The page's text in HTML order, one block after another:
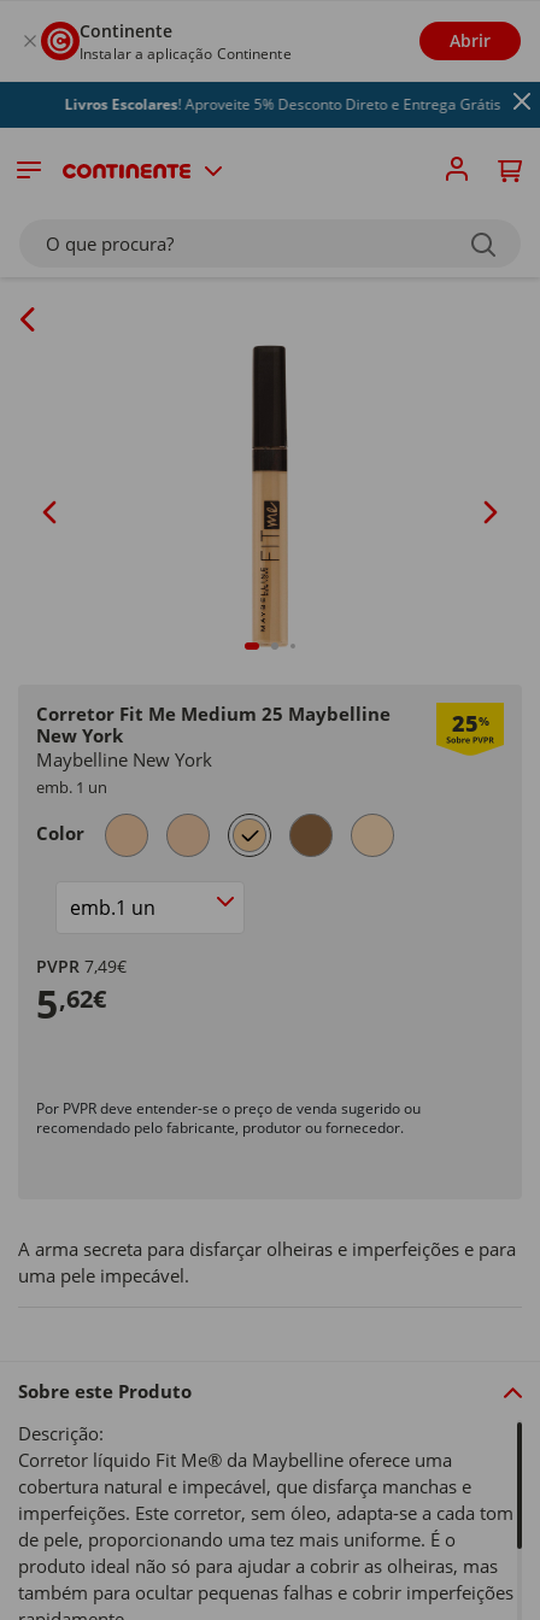
Continente
Instalar a aplicação Continente
Abrir
Livros Escolares! Aproveite 5% Desconto Direto e Entrega Grátis
O que procura?
Corretor Fit Me Medium 25 Maybelline
New York
25%
Maybelline New York
emb. 1 un
Color selected
Size
PVPR 7,49€
5,62€
Por PVPR deve entender-se o preço de venda sugerido ou
recomendado pelo fabricante, produtor ou fornecedor.
A arma secreta para disfarçar olheiras e imperfeições e para
uma pele impecável.
Sobre este Produto
Descrição:
Corretor líquido Fit Me® da Maybelline oferece uma
cobertura natural e impecável, que disfarça manchas e
imperfeições. Este corretor, sem óleo, adapta-se a cada tom
de pele, proporcionando uma tez mais uniforme. É o
produto ideal não só para ajudar a cobrir as olheiras, mas
também para ocultar pequenas falhas e cobrir imperfeições